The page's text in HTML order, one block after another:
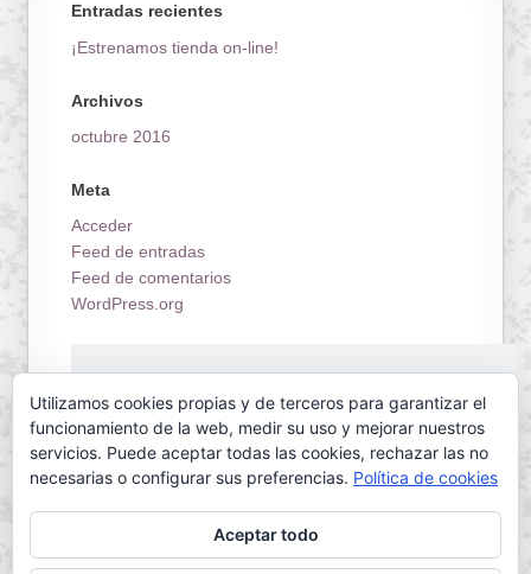
Entradas recientes
¡Estrenamos tienda on-line!
Archivos
octubre 2016
Meta
Acceder
Feed de entradas
Feed de comentarios
WordPress.org
Servilletas Mallorca © 2026. All Rights Reserved.
Utilizamos cookies propias y de terceros para garantizar el
funcionamiento de la web, medir su uso y mejorar nuestros
servicios. Puede aceptar todas las cookies, rechazar las no
necesarias o configurar sus preferencias. Política de cookies
Aceptar todo